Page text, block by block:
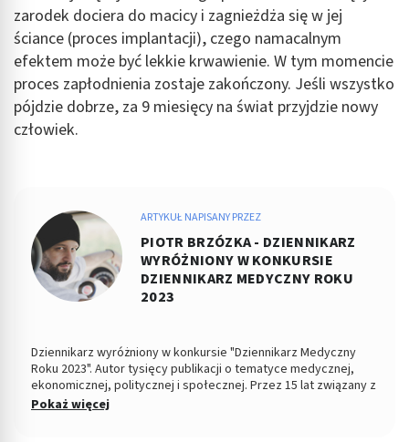
zarodek dociera do macicy i zagnieżdża się w jej
ściance (proces implantacji), czego namacalnym
efektem może być lekkie krwawienie. W tym momencie
proces zapłodnienia zostaje zakończony. Jeśli wszystko
pójdzie dobrze, za 9 miesięcy na świat przyjdzie nowy
człowiek.
ARTYKUŁ NAPISANY PRZEZ
PIOTR BRZÓZKA - DZIENNIKARZ
WYRÓŻNIONY W KONKURSIE
DZIENNIKARZ MEDYCZNY ROKU
2023
Dziennikarz wyróżniony w konkursie "Dziennikarz Medyczny
Roku 2023". Autor tysięcy publikacji o tematyce medycznej,
ekonomicznej, politycznej i społecznej. Przez 15 lat związany z
Dziennikiem Łódzkim i Polska TheTimes. Z wykształcenia
Pokaż więcej